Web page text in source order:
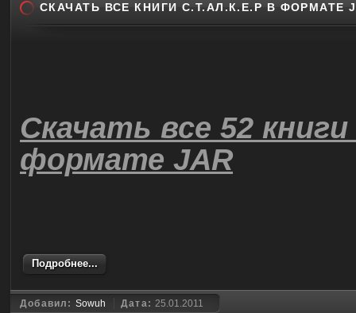
СКАЧАТЬ ВСЕ КНИГИ С.Т.АЛ.К.Е.Р В ФОРМАТЕ
Скачать все 52
формате JAR
Подробнее...
Добавил: Sowuh Дата:25.01.2011